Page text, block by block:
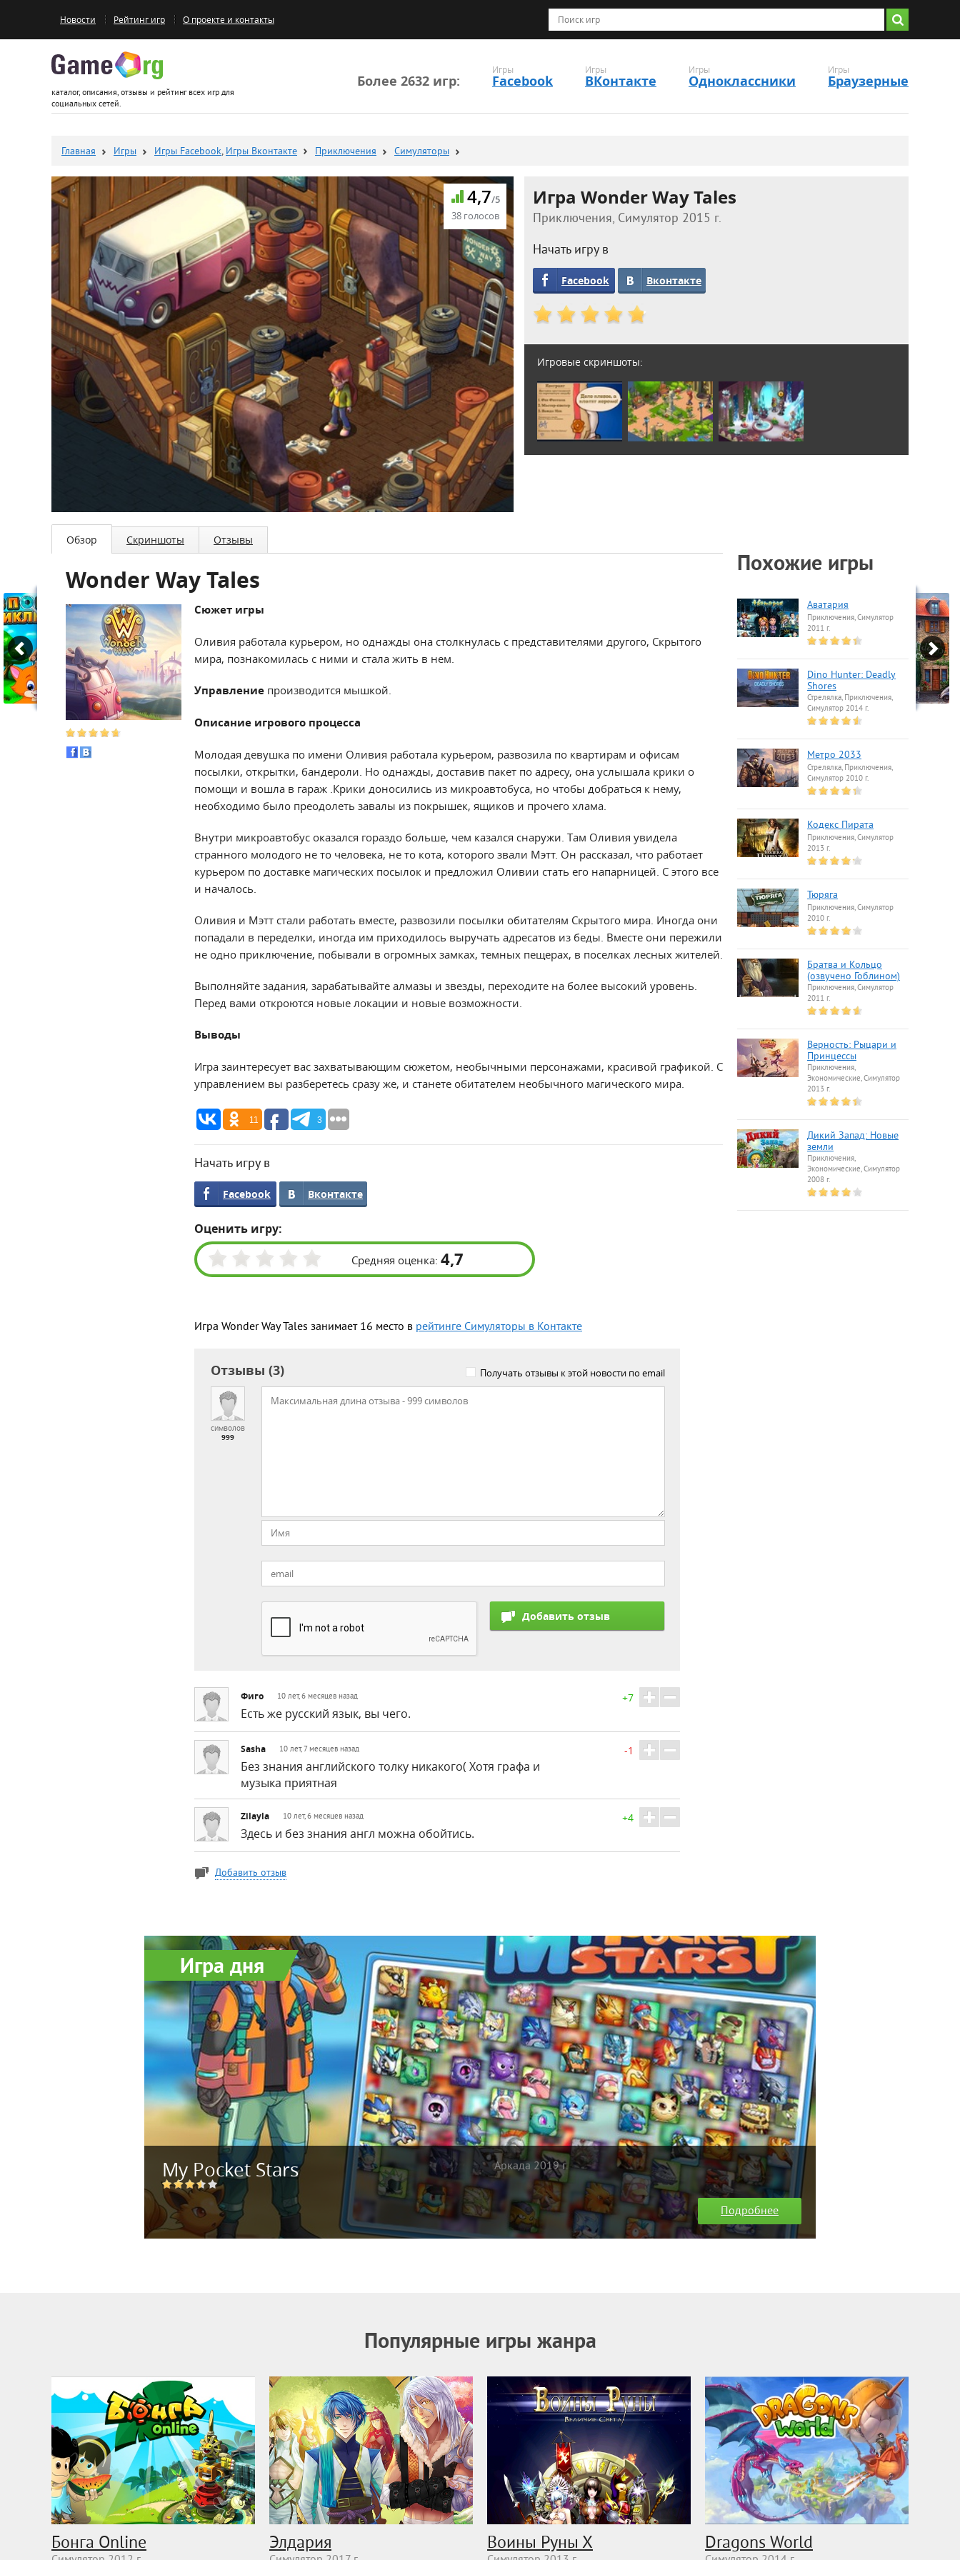
Новости Рейтинг игр О проекте и контакты
Более 2632 игр:
Игры
Facebook
Игры
ВКонтакте
Игры
Одноклассники
Игры
Браузерные
каталог, описания, отзывы и рейтинг всех игр для
социальных сетей.
Главная Игры Игры Facebook, Игры Вконтакте Приключения Симуляторы
4,7/5
38 голосов
Игра Wonder Way Tales
Приключения, Симулятор 2015 г.
Начать игру в
Facebook Вконтакте
Игровые скриншоты:
Обзор Скриншоты Отзывы
Wonder Way Tales
Сюжет игры
Оливия работала курьером, но однажды она столкнулась с представителями другого, Скрытого
мира, познакомилась с ними и стала жить в нем.
Управление производится мышкой.
Описание игрового процесса
Молодая девушка по имени Оливия работала курьером, развозила по квартирам и офисам
посылки, открытки, бандероли. Но однажды, доставив пакет по адресу, она услышала крики о
помощи и вошла в гараж .Крики доносились из микроавтобуса, но чтобы добраться к нему,
необходимо было преодолеть завалы из покрышек, ящиков и прочего хлама.
Внутри микроавтобус оказался гораздо больше, чем казался снаружи. Там Оливия увидела
странного молодого не то человека, не то кота, которого звали Мэтт. Он рассказал, что работает
курьером по доставке магических посылок и предложил Оливии стать его напарницей. С этого все
и началось.
Оливия и Мэтт стали работать вместе, развозили посылки обитателям Скрытого мира. Иногда они
попадали в переделки, иногда им приходилось выручать адресатов из беды. Вместе они пережили
не одно приключение, побывали в огромных замках, темных пещерах, в поселках лесных жителей.
Выполняйте задания, зарабатывайте алмазы и звезды, переходите на более высокий уровень.
Перед вами откроются новые локации и новые возможности.
Выводы
Игра заинтересует вас захватывающим сюжетом, необычными персонажами, красивой графикой. С
управлением вы разберетесь сразу же, и станете обитателем необычного магического мира.
11 3
Начать игру в
Facebook Вконтакте
Оценить игру:
Средняя оценка: 4,7
Игра Wonder Way Tales занимает 16 место в рейтинге Симуляторы в Контакте
Отзывы (3) Получать отзывы к этой новости по email
символов
999
Фиго 10 лет, 6 месяцев назад
Есть же русский язык, вы чего.
+7
Sasha 10 лет, 7 месяцев назад
Без знания английского толку никакого( Хотя графа и
музыка приятная
-1
Zilayla 10 лет, 6 месяцев назад
Здесь и без знания англ можна обойтись.
+4
Добавить отзыв
Похожие игры
Аватария
Приключения, Симулятор
2011 г.
Dino Hunter: Deadly
Shores
Стрелялка, Приключения,
Симулятор 2014 г.
Метро 2033
Стрелялка, Приключения,
Симулятор 2010 г.
Кодекс Пирата
Приключения, Симулятор
2013 г.
Тюряга
Приключения, Симулятор
2010 г.
Братва и Кольцо
(озвучено Гоблином)
Приключения, Симулятор
2011 г.
Верность: Рыцари и
Принцессы
Приключения,
Экономические, Симулятор
2013 г.
Дикий Запад: Новые
земли
Приключения,
Экономические, Симулятор
2008 г.
Игра дня
My Pocket Stars Аркада 2019 г.
Подробнее
Популярные игры жанра
Бонга Online Элдария Воины Руны Х Dragons World